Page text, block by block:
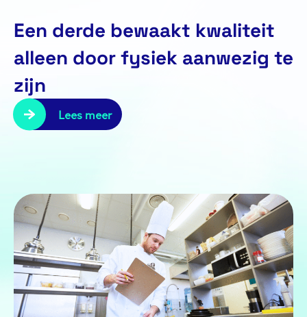
Een derde bewaakt kwaliteit
alleen door fysiek aanwezig te
zijn
Lees meer